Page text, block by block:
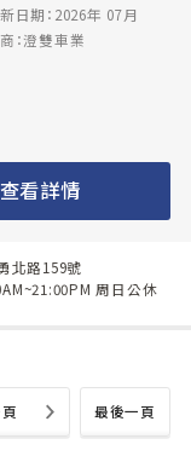
日期：2026年 07月
：澄雙車業
查看詳情
北路159號
周日公休
最後一頁